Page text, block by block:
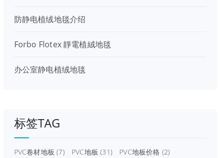
防静电植绒地毯介绍
Forbo Flotex 靜電植絨地毯
办公室静电植绒地毯
标签TAG
PVC卷材地板 (7) PVC地板 (31) PVC地板价格 (2)